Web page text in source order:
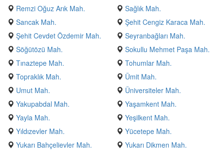
Remzi Oğuz Arık Mah.
Sağlık Mah.
Sancak Mah.
Şehit Cengiz Karaca Mah.
Şehit Cevdet Özdemir Mah.
Seyranbağları Mah.
Söğütözü Mah.
Sokullu Mehmet Paşa Mah.
Tınaztepe Mah.
Tohumlar Mah.
Topraklık Mah.
Ümit Mah.
Umut Mah.
Üniversiteler Mah.
Yakupabdal Mah.
Yaşamkent Mah.
Yayla Mah.
Yeşilkent Mah.
Yıldızevler Mah.
Yücetepe Mah.
Yukarı Bahçelievler Mah.
Yukarı Dikmen Mah.